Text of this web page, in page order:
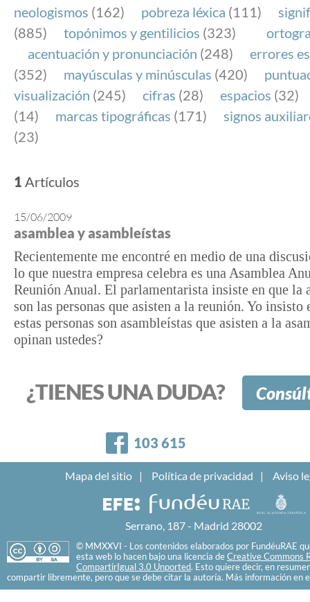
neologismos (162) pobreza léxica (111)
(885)
topónimos y gentilicios (323)
acentuación y pronunciación (248)
errores
(352)
mayúsculas y minúsculas (420)
visualización (245) cifras (28) espacios (32)
(14)
marcas tipográficas (171)
signos
(23)
1 Artículos
15/06/2009
asamblea y asambleístas
Recientemente me encontré en medio de una
lo que nuestra empresa celebra es una Asamblea
Reunión Anual. El parlamentarista insiste en que la
son las personas que asisten a la reunión. Yo insisto
estas personas son asambleístas que asisten a la
opinan ustedes?
¿TIENES UNA DUDA?
Facebook
103 615
Mapa del sitio Política de privacidad Aviso
Serrano, 187 - Madrid 28002
© MMXXVI - Los contenidos elaborados por FundéuRAE
esta web lo hacen bajo una licencia de Creative Commons
CompartirIgual 3.0 Unported. Esto quiere decir, en
compartir libremente, pero que se debe citar la autoría. Más información en